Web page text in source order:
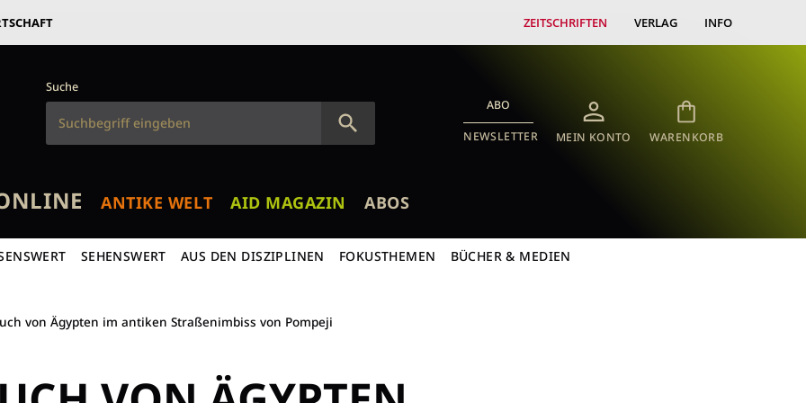
ZEITSCHRIFTEN VERLAG INFO
Suche
ABO
NEWSLETTER MEIN KONTO WARENKORB
ANTIKE WELT AID MAGAZIN ABOS
SEHENSWERT AUS DEN DISZIPLINEN FOKUSTHEMEN BÜCHER & MEDIEN
von Ägypten im antiken Straßenimbiss von Pompeji